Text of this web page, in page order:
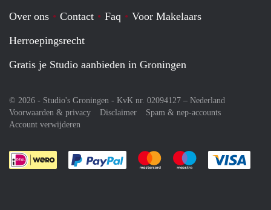
Over ons Contact Faq
Voor Makelaars
Herroepingsrecht
Gratis je Studio aanbieden in Groningen
© 2026 - Studio's Groningen - KvK nr. 02094127 – Nederland
Voorwaarden & privacy
Disclaimer
Spam & nep-accounts
Account verwijderen
Je rekent gemakkelijk af met Paypal
Je rekent gemakkelijk af met
Je rekent